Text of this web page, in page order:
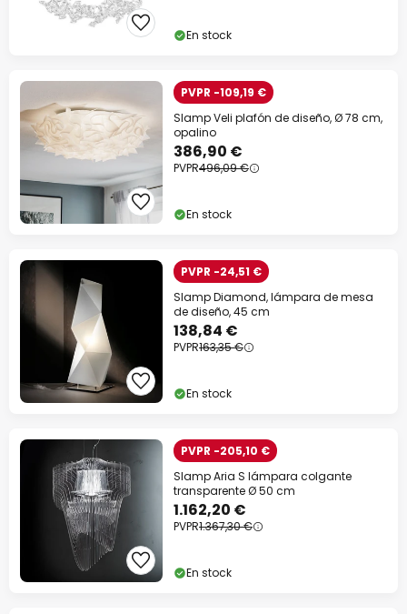
En stock
PVPR -109,19 €
Slamp Veli plafón de diseño, Ø 78 cm,
opalino
386,90 €
PVPR496,09 €
En stock
PVPR -24,51 €
Slamp Diamond, lámpara de mesa
de diseño, 45 cm
138,84 €
PVPR163,35 €
En stock
PVPR -205,10 €
Slamp Aria S lámpara colgante
transparente Ø 50 cm
1.162,20 €
PVPR1.367,30 €
En stock